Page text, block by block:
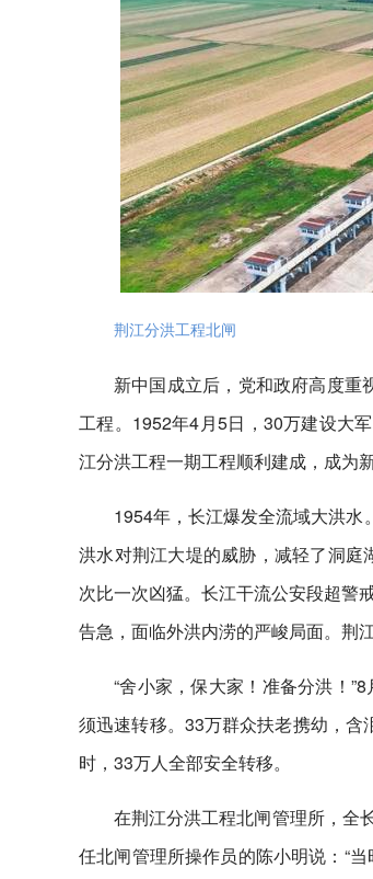
荆江分洪工程北闸
新中国成立后，党和政府高度
工程。1952年4月5日，30万建设大
江分洪工程一期工程顺利建成，成为
1954年，长江爆发全流域大洪
洪水对荆江大堤的威胁，减轻了洞
次比一次凶猛。长江干流公安段超警
告急，面临外洪内涝的严峻局面。荆
“舍小家，保大家！准备分洪！
须迅速转移。33万群众扶老携幼，
时，33万人全部安全转移。
在荆江分洪工程北闸管理所，全
任北闸管理所操作员的陈小明说：“